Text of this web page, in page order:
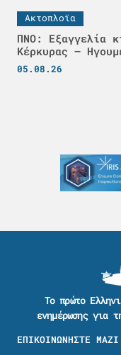
Ακτοπλοϊα
ΠΝΟ: Εξαγγελία
Κέρκυρας –
05.08.26
Το πρώτο
ενημέρωσης για
ΕΠΙΚΟΙΝΩΝΗΣΤΕ